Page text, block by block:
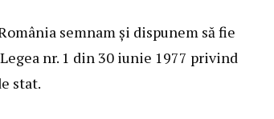
semnam şi dispunem să fie
nr. 1 din 30 iunie 1977 privind
stat.